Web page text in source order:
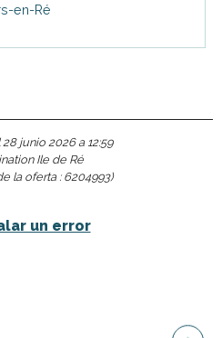
en-Ré
junio 2026 a 12:59
Ile de Ré
la oferta : 6204993)
un error